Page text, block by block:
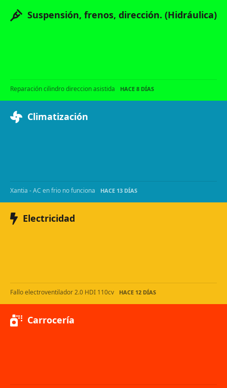
Suspensión, frenos, dirección. (Hidráulica)
Reparación cilindro direccion asistida HACE 8 DÍAS
Climatización
Xantia - AC en frio no funciona HACE 13 DÍAS
Electricidad
Fallo electroventilador 2.0 HDI 110cv HACE 12 DÍAS
Carrocería